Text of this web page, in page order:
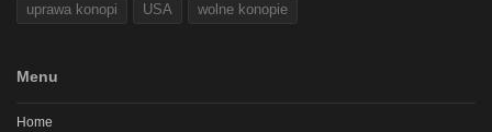
uprawa konopi USA wolne konopie
Menu
Home